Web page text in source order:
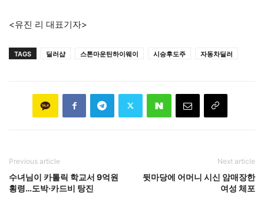
<유진 리 대표기자>
TAGS 딜러샵 스톤마운틴하이웨이 시승후도주 자동차딜러
Previous article
수녀님이 카톨릭 학교서 9억원
횡령…도박·카드비 탕진
Next article
뒷마당에 어머니 시신 암매장한
여성 체포